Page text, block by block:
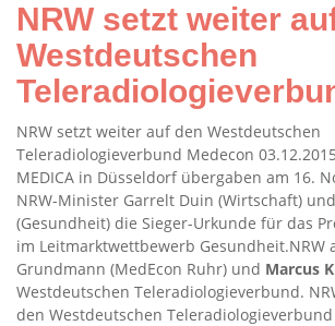
NRW setzt weiter
Westdeutschen
NRW setzt weiter auf den Westdeutschen
Teleradiologieverbund Medecon
MEDICA in Düsseldorf übergaben am 16.
NRW-Minister Garrelt Duin (Wirtschaft)
(Gesundheit) die Sieger-Urkunde für das
im Leitmarktwettbewerb Gesundheit.NRW
Grundmann (MedEcon Ruhr) und Marcus
Westdeutschen Teleradiologieverbund.
den Westdeutschen Teleradiologieverbund